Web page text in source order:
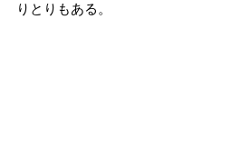
りとりもある。